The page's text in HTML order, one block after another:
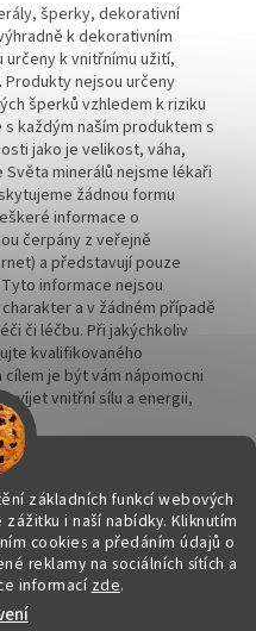
základních funkcí webových
i naší nabídky. Kliknutím
cookies a předáním údajů o
reklamy na sociálních sítích a
informací zde.
šperky, dekorativní
k dekorativním
určeny k vnitřnímu užití,
Produkty nejsou určeny
šperků vzhledem k riziku
každým naším produktem s
jako je velikost, váha,
minerálů nejsme lékaři
žádnou formu
informace o
čerpány z veřejně
a představují pouze
informace nejsou
a v žádném případě
či léčbu. Při jakýchkoliv
kvalifikovaného
je být vám nápomocni
vnitřní sílu a energii,
Shoptet